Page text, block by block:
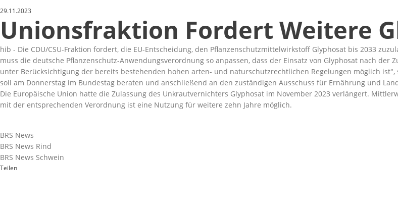
29.11.2023
Unionsfraktion Fordert Weitere
hib - Die CDU/CSU-Fraktion fordert, die EU-Entscheidung, den Pflanzenschutzmittelwirkstoff Glyphosat bis 2033
muss die deutsche Pflanzenschutz-Anwendungsverordnung so anpassen, dass der Einsatz von Glyphosat nach
unter Berücksichtigung der bereits bestehenden hohen arten- und naturschutzrechtlichen Regelungen möglich ist ,
soll am Donnerstag im Bundestag beraten und anschließend an den zuständigen Ausschuss für Ernährung und
Die Europäische Union hatte die Zulassung des Unkrautvernichters Glyphosat im November 2023 verlängert.
mit der entsprechenden Verordnung ist eine Nutzung für weitere zehn Jahre möglich.
BRS News
BRS News Rind
BRS News Schwein
Teilen